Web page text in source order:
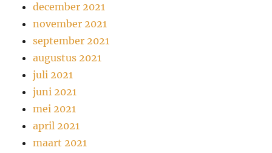
december 2021
november 2021
september 2021
augustus 2021
juli 2021
juni 2021
mei 2021
april 2021
maart 2021